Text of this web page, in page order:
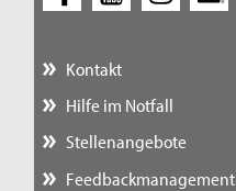
Kontakt
Hilfe im Notfall
Stellenangebote
Feedbackmanagement